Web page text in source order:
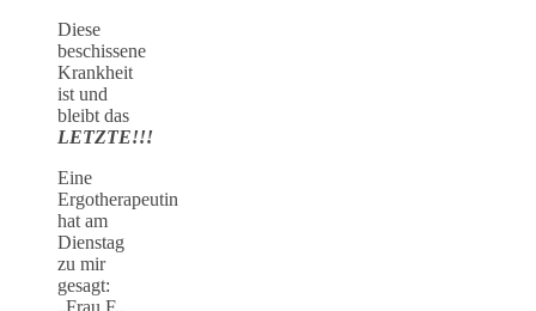
Diese
beschissene
Krankheit
ist und
bleibt das
LETZTE!!!
Eine
Ergotherapeutin
hat am
Dienstag
zu mir
gesagt:
„Frau F.,